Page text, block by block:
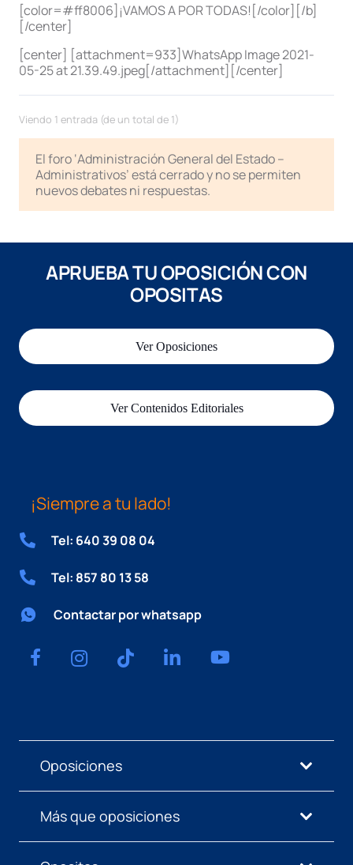
[color=#ff8006]¡VAMOS A POR TODAS![/color][/b]
[/center]
[center] [attachment=933]WhatsApp Image 2021-
05-25 at 21.39.49.jpeg[/attachment][/center]
Viendo 1 entrada (de un total de 1)
El foro ‘Administración General del Estado –
Administrativos’ está cerrado y no se permiten
nuevos debates ni respuestas.
APRUEBA TU OPOSICIÓN CON
OPOSITAS
Ver Oposiciones
Ver Contenidos Editoriales
¡Siempre a tu lado!
Tel: 640 39 08 04
Tel: 857 80 13 58
Contactar por whatsapp
Oposiciones
Más que oposiciones